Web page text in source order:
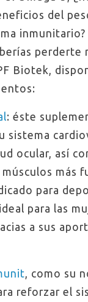
del
inmunitario?
perderte
Biotek,
: éste
sistema
ocular, así
más
para
para las
a sus
, como su
reforzar el